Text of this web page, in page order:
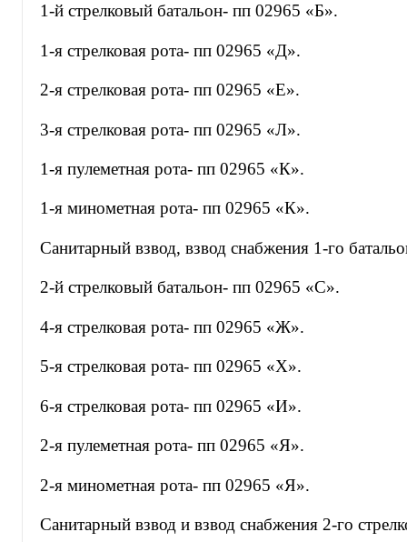
1-й стрелковый батальон- пп 02965 «Б».
1-я стрелковая рота- пп 02965 «Д».
2-я стрелковая рота- пп 02965 «Е».
3-я стрелковая рота- пп 02965 «Л».
1-я пулеметная рота- пп 02965 «К».
1-я минометная рота- пп 02965 «К».
Санитарный взвод, взвод снабжения 1-го
2-й стрелковый батальон- пп 02965 «С».
4-я стрелковая рота- пп 02965 «Ж».
5-я стрелковая рота- пп 02965 «Х».
6-я стрелковая рота- пп 02965 «И».
2-я пулеметная рота- пп 02965 «Я».
2-я минометная рота- пп 02965 «Я».
Санитарный взвод и взвод снабжения 2-го